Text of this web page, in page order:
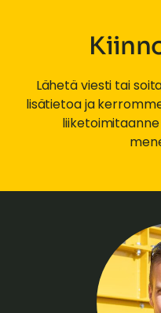
Lähetä viesti tai
lisätietoa ja